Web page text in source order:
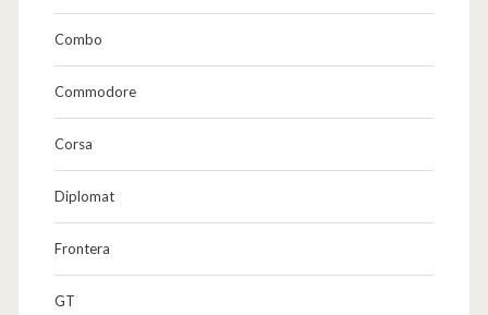
Combo
Commodore
Corsa
Diplomat
Frontera
GT